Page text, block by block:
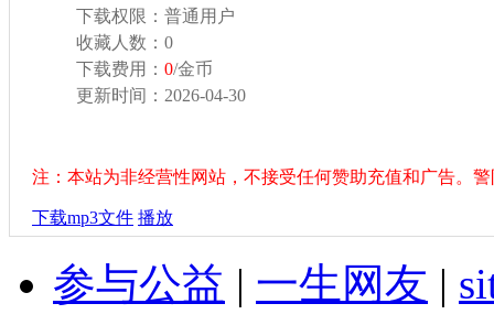
下载权限： 普通用户
收藏人数： 0
下载费用： 0/金币
更新时间： 2026-04-30
注：本站为非经营性网站，不接受任何赞助充值和广告。
下载mp3文件 播放
参与公益 | 一生网友 |